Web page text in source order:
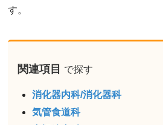
す。
関連項目 で探す
消化器内科/消化器科
気管食道科